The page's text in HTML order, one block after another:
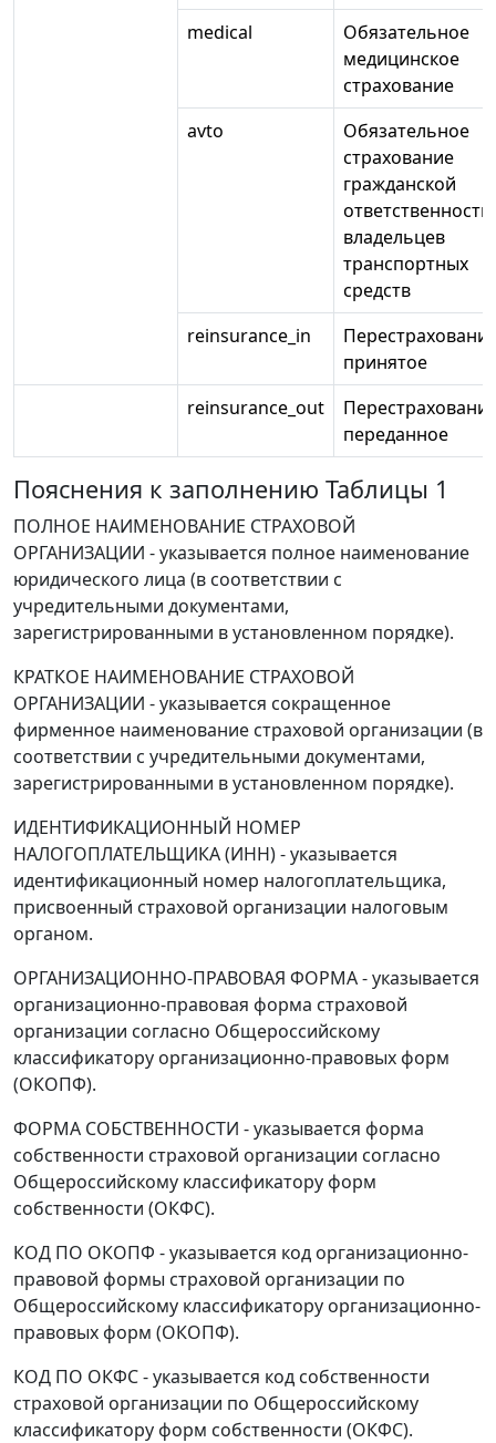
medical
Обязательное
медицинское
страхование
avto
Обязательное
страхование
гражданской
ответственности
владельцев
транспортных
средств
reinsurance_in
принятое
reinsurance_out
переданное
Пояснения к заполнению Таблицы 1
ПОЛНОЕ НАИМЕНОВАНИЕ СТРАХОВОЙ
ОРГАНИЗАЦИИ - указывается полное наименование
юридического лица (в соответствии с
учредительными документами,
зарегистрированными в установленном порядке).
КРАТКОЕ НАИМЕНОВАНИЕ СТРАХОВОЙ
ОРГАНИЗАЦИИ - указывается сокращенное
фирменное наименование страховой организации (в
соответствии с учредительными документами,
зарегистрированными в установленном порядке).
ИДЕНТИФИКАЦИОННЫЙ НОМЕР
НАЛОГОПЛАТЕЛЬЩИКА (ИНН) - указывается
идентификационный номер налогоплательщика,
присвоенный страховой организации налоговым
органом.
ОРГАНИЗАЦИОННО-ПРАВОВАЯ ФОРМА - указывается
организационно-правовая форма страховой
организации согласно Общероссийскому
классификатору организационно-правовых форм
(ОКОПФ).
ФОРМА СОБСТВЕННОСТИ - указывается форма
собственности страховой организации согласно
Общероссийскому классификатору форм
собственности (ОКФС).
КОД ПО ОКОПФ - указывается код организационно-
правовой формы страховой организации по
Общероссийскому классификатору организационно-
правовых форм (ОКОПФ).
КОД ПО ОКФС - указывается код собственности
страховой организации по Общероссийскому
классификатору форм собственности (ОКФС).